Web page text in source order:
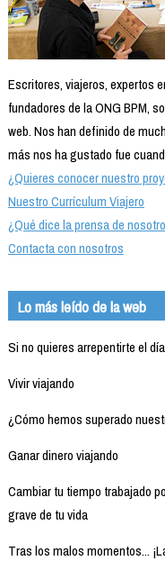
Escritores, viajeros, expertos
fundadores de la ONG BPM,
web. Nos han definido de
más nos ha gustado fue
¿Quieres conocer nuestro
Nuestro Currículum Viajero
¿Qué dice la prensa de
Contacta con nosotros
Lo más leído de la web
Si no quieres arrepentirte el
Vivir viajando
¿Cómo hemos superado
Ganar dinero viajando
Cambiar tu tiempo trabajado
grave de tu vida
Tras los malos momentos...